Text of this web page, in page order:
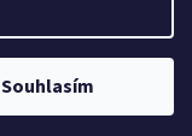
Souhlasím
. Všechna práva